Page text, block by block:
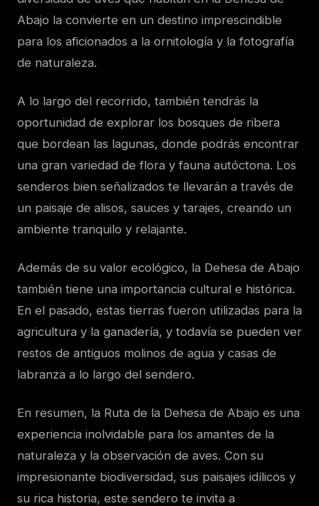
Abajo la convierte en un destino imprescindible
para los aficionados a la ornitología y la fotografía
de naturaleza.
A lo largo del recorrido, también tendrás la
oportunidad de explorar los bosques de ribera
que bordean las lagunas, donde podrás encontrar
una gran variedad de flora y fauna autóctona. Los
senderos bien señalizados te llevarán a través de
un paisaje de alisos, sauces y tarajes, creando un
ambiente tranquilo y relajante.
Además de su valor ecológico, la Dehesa de Abajo
también tiene una importancia cultural e histórica.
En el pasado, estas tierras fueron utilizadas para la
agricultura y la ganadería, y todavía se pueden ver
restos de antiguos molinos de agua y casas de
labranza a lo largo del sendero.
En resumen, la Ruta de la Dehesa de Abajo es una
experiencia inolvidable para los amantes de la
naturaleza y la observación de aves. Con su
impresionante biodiversidad, sus paisajes idílicos y
su rica historia, este sendero te invita a